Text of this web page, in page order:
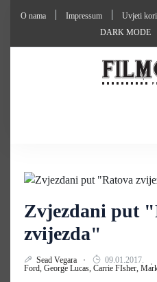
O nama Impressum Uvjeti
DARK MODE
Zvjezdani put
zvijezda"
Sead Vegara 09.01.2017.
Ford, George Lucas, Carrie FIsher,